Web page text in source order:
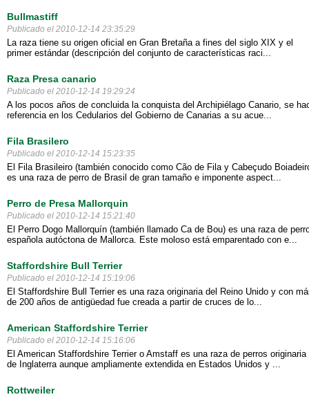
Bullmastiff
Publicado el 2010-12-14 23:35:29
La raza tiene su origen oficial en Gran Bretaña a fines del siglo XIX y el
primer estándar (descripción del conjunto de características raci...
Raza Presa canario
Publicado el 2010-12-14 19:29:24
A los pocos años de concluida la conquista del Archipiélago Canario, se
referencia en los Cedularios del Gobierno de Canarias a su acue...
Fila Brasilero
Publicado el 2010-12-14 15:23:35
El Fila Brasileiro (también conocido como Cão de Fila y Cabeçudo
es una raza de perro de Brasil de gran tamaño e imponente aspect...
Perro de Presa Mallorquin
Publicado el 2010-12-14 15:21:40
El Perro Dogo Mallorquín (también llamado Ca de Bou) es una raza de
española autóctona de Mallorca. Este moloso está emparentado con e...
Staffordshire Bull Terrier
Publicado el 2010-12-14 15:19:06
El Staffordshire Bull Terrier es una raza originaria del Reino Unido y con
de 200 años de antigüedad fue creada a partir de cruces de lo...
American Staffordshire Terrier
Publicado el 2010-12-14 15:16:06
El American Staffordshire Terrier o Amstaff es una raza de perros originaria
de Inglaterra aunque ampliamente extendida en Estados Unidos y ...
Rottweiler